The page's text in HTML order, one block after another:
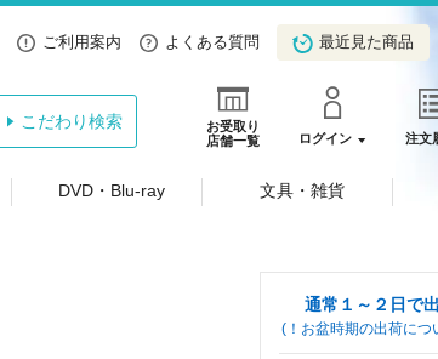
ご利用案内 よくある質問 最近見た商品
お受取り
店舗一覧
ログイン 注文
こだわり検索
DVD・Blu-ray 文具・雑貨
通常１～２日で
(！お盆時期の出荷につ